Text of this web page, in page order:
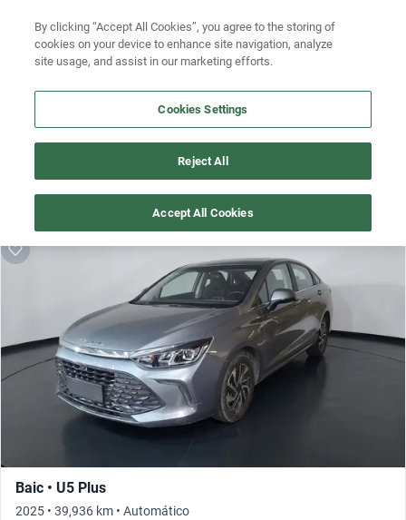
Ubicación
Busca por versión
Busca por año
Busca por modelo
Baic • U5 Plus
2025 • 39,936 km • Automático
By clicking “Accept All Cookies”, you agree to the storing of
cookies on your device to enhance site navigation, analyze
site usage, and assist in our marketing efforts.
Cookies Settings
Reject All
Accept All Cookies